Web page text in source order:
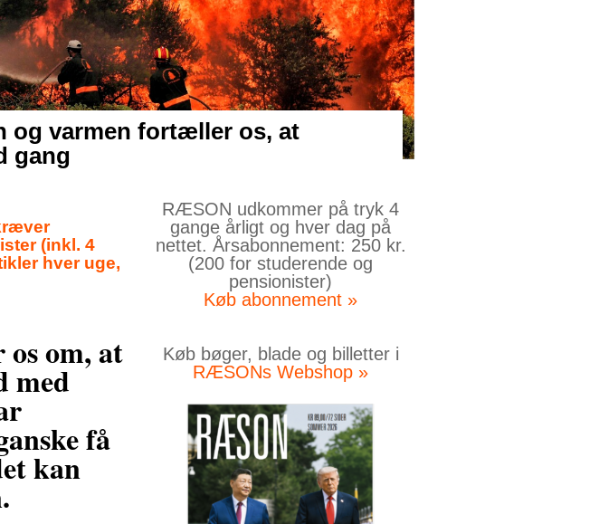
og varmen fortæller os, at
gang
(inkl. 4
hver uge,
os om, at
med
få
kan
RÆSON udkommer på tryk 4
gange årligt og hver dag på
nettet. Årsabonnement: 250 kr.
(200 for studerende og
pensionister)
Køb abonnement »
Køb bøger, blade og billetter i
RÆSONs Webshop »